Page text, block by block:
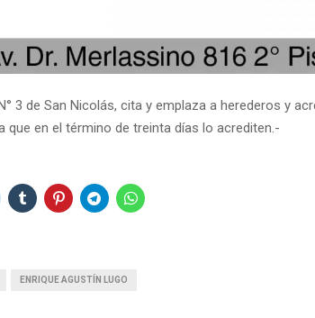
3 de San Nicolás, cita y emplaza a herederos y
que en el término de treinta días lo acrediten.-
ENRIQUE AGUSTÍN LUGO